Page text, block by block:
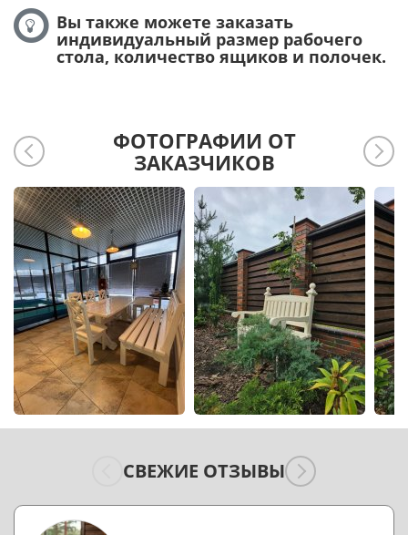
Вы также можете заказать
индивидуальный размер рабочего
стола, количество ящиков и полочек.
ФОТОГРАФИИ ОТ
ЗАКАЗЧИКОВ
СВЕЖИЕ ОТЗЫВЫ